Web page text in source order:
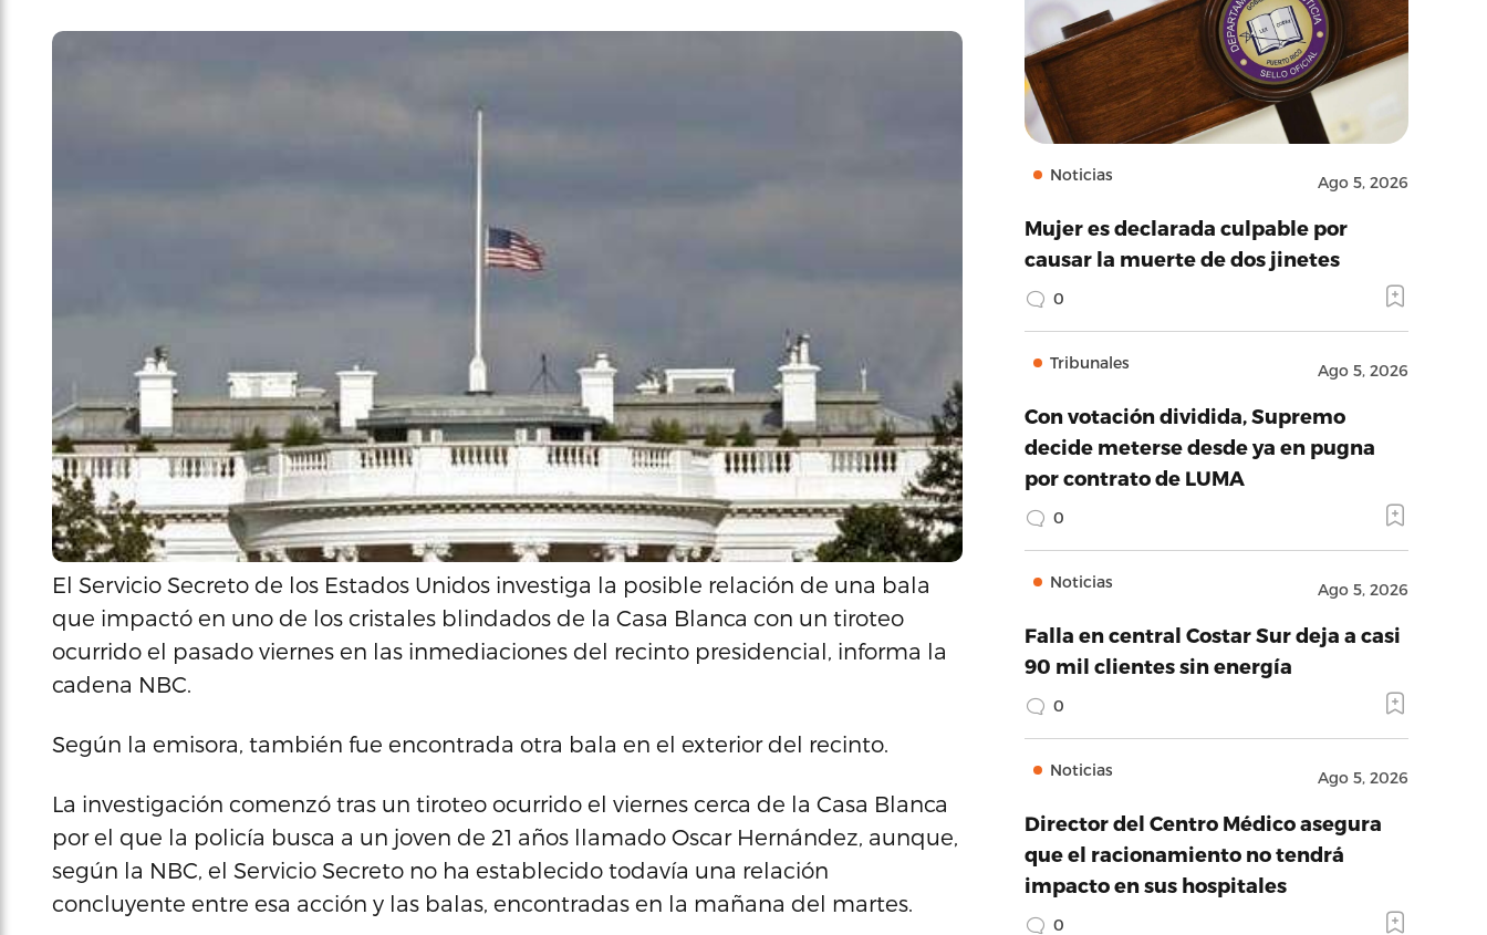
El Servicio Secreto de los Estados Unidos investiga la posible relación de una bala
que impactó en uno de los cristales blindados de la Casa Blanca con un tiroteo
ocurrido el pasado viernes en las inmediaciones del recinto presidencial, informa la
cadena NBC.
Según la emisora, también fue encontrada otra bala en el exterior del recinto.
La investigación comenzó tras un tiroteo ocurrido el viernes cerca de la Casa Blanca
por el que la policía busca a un joven de 21 años llamado Oscar Hernández, aunque,
según la NBC, el Servicio Secreto no ha establecido todavía una relación
concluyente entre esa acción y las balas, encontradas en la mañana del martes.
Noticias Ago 5, 2026
Mujer es declarada culpable por
causar la muerte de dos jinetes
0
Tribunales Ago 5, 2026
Con votación dividida, Supremo
decide meterse desde ya en pugna
por contrato de LUMA
0
Noticias Ago 5, 2026
Falla en central Costar Sur deja a casi
90 mil clientes sin energía
0
Noticias Ago 5, 2026
Director del Centro Médico asegura
que el racionamiento no tendrá
impacto en sus hospitales
0